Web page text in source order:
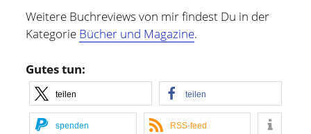
Weitere Buchreviews von mir findest Du in der
Kategorie Bücher und Magazine.
Gutes tun:
teilen teilen
spenden RSS-feed